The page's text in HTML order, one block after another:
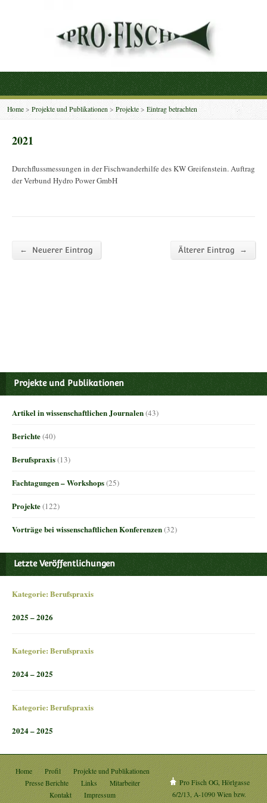
Home >Projekte und Publikationen >Projekte > Eintrag betrachten
2021
Durchflussmessungen in der Fischwanderhilfe des KW Greifenstein. Auftrag
der Verbund Hydro Power GmbH
← Neuerer Eintrag Älterer Eintrag →
Projekte und Publikationen
Artikel in wissenschaftlichen Journalen(43)
Berichte(40)
Berufspraxis(13)
Fachtagungen – Workshops(25)
Projekte(122)
Vorträge bei wissenschaftlichen Konferenzen(32)
Letzte Veröffentlichungen
Kategorie: Berufspraxis
2025 – 2026
Kategorie: Berufspraxis
2024 – 2025
Kategorie: Berufspraxis
2024 – 2025
Home Profil
Projekte und Publikationen
Presse Berichte
Links
Mitarbeiter
Kontakt
Impressum
Pro Fisch OG, Hörlgasse
6/2/13, A-1090 Wien bzw.